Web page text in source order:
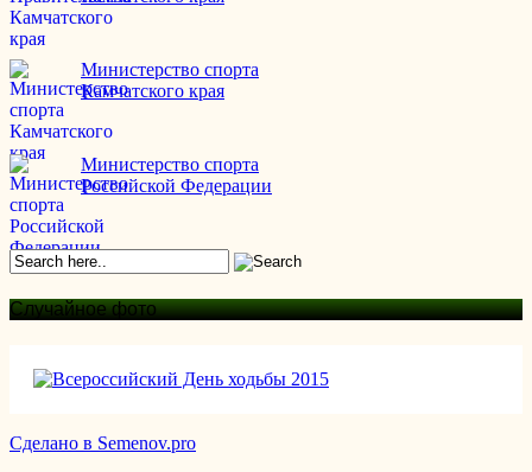
Министерство спорта
Камчатского края
Министерство спорта
Российской Федерации
Случайное фото
Сделано в Semenov.pro